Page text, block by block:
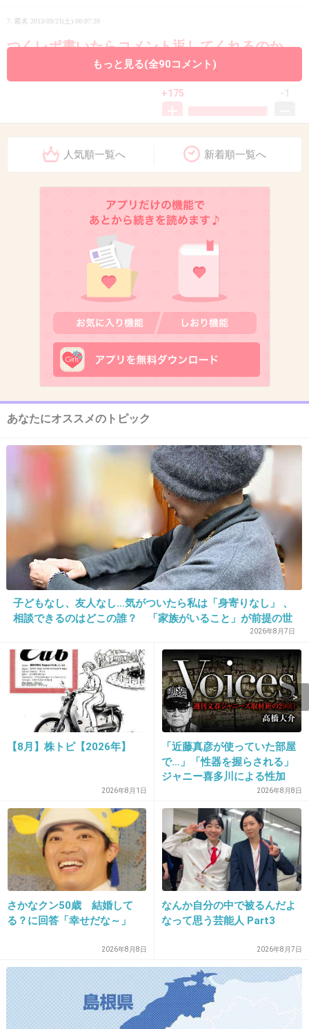
7. 匿名 2013/09/21(土) 00:07:39
つくレポ書いたらコメント返してくれるのか
+175
2013/09/21(土) 00:08:02
ちょーーーーーーうけたｗ
はたけさーんｗｗｗ
なにやってんのｗｗ
2013/09/21(土) 00:08:12
悪役の女子プロレスラーみたい。
つくれぽしたらコメントもらえるのかな
+75 -2
11. 匿名2013/09/21(土) 00:08:27
お皿が意外とかわいい。
+128 -2
12. 匿名2013/09/21(土) 00:08:34
はたけのキャベツサラダもあるよ笑
シャ乱Qはたけのキャベツサラダ by はたけ
みんなのレシピが154万品
cookpad.com
焼きラーメン（http://cookpad.com/recipe/2350433）つくったときの残り
キャベツでサラダ！
+108 -3
2013/09/21(土) 00:08:42
本物？
なんか、可愛らしいねw
+111
もっと見る(全90コメント)
人気順一覧へ 新着順一覧へ
あなたにオススメのトピック
子どもなし、友人なし…気がついたら私は「身寄りなし」 、
相談できるのはどこの誰？ 「家族がいること」が前提の世
2026年8月7日
【8月】株トピ【2026年】
2026年8月1日
「近藤真彦が使っていた部屋
で…」「性器を握らされる」
ジャニー喜多川による性加
害、語り始めた被害者たち
《徹底取材の裏側》
2026年8月8日
さかなクン50歳 結婚して
る？に回答「幸せだな～」
2026年8月8日
なんか自分の中で被るんだよ
なって思う芸能人 Part3
2026年8月7日